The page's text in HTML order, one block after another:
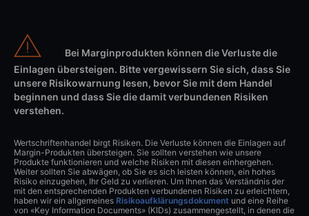
Bei Marginprodukten können die Verluste die
Einlagen übersteigen. Bitte vergewissern Sie sich, dass Sie
unsere Risikowarnung lesen, bevor Sie mit dem Handel
beginnen und dass Sie die damit verbundenen Risiken
verstehen.
Wertschriftenhandel birgt Risiken. Die Verluste können die Einlagen auf
Margin-Produkten übersteigen. Sie sollten verstehen wie unsere
Produkte funktionieren und welche Risiken mit diesen einhergehen.
Weiter sollten Sie abwägen, ob Sie es sich leisten können, ein hohes
Risiko einzugehen, Ihr Geld zu verlieren. Um Ihnen das Verständnis der
mit den entsprechenden Produkten verbundenen Risiken zu erleichtern,
haben wir ein allgemeines Risikoaufklärungsdokument und eine Reihe
von «Key Information Documents» (KIDs) zusammengestellt, in denen die